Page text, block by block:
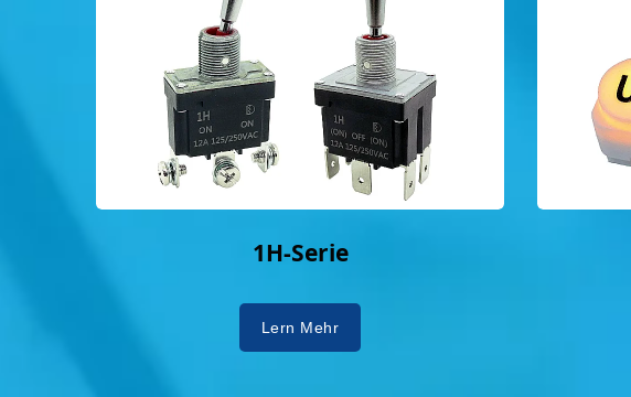
1H-Serie
Lern Mehr